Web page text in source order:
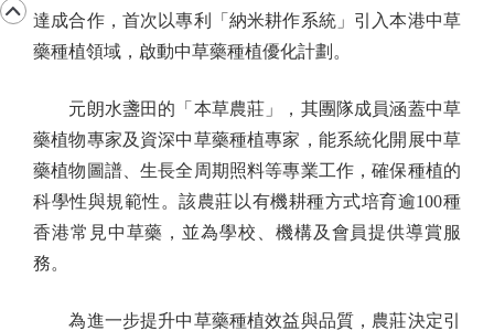
達成合作，首次以專利「納米耕作系統」引入本港中草
藥種植領域，啟動中草藥種植優化計劃。
元朗水盞田的「本草農莊」，其團隊成員涵蓋中草
藥植物專家及資深中草藥種植專家，能系統化開展中草
藥植物圖譜、生長全周期照料等專業工作，確保種植的
科學性與規範性。該農莊以有機耕種方式培育逾100種
香港常見中草藥，並為學校、機構及會員提供導賞服
務。
為進一步提升中草藥種植效益與品質，農莊決定引